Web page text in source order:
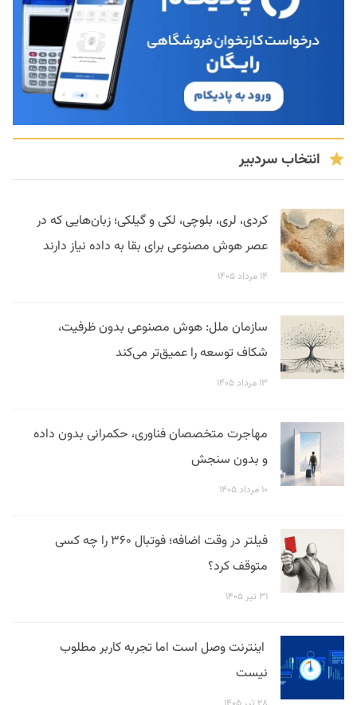
انتخاب سردبیر
کردی، لری، بلوچی، لکی و گیلکی؛ زبان‌هایی که در
عصر هوش مصنوعی برای بقا به داده نیاز دارند
۱۴ مرداد ۱۴۰۵
سازمان ملل: هوش مصنوعی بدون ظرفیت،
شکاف توسعه را عمیق‌تر می‌کند
۱۳ مرداد ۱۴۰۵
مهاجرت متخصصان فناوری، حکمرانی بدون داده
و بدون سنجش
۱۰ مرداد ۱۴۰۵
فیلتر در وقت اضافه؛ فوتبال ۳۶۰ را چه کسی
متوقف کرد؟
۳۱ تیر ۱۴۰۵
اینترنت وصل است اما تجربه کاربر مطلوب
نیست